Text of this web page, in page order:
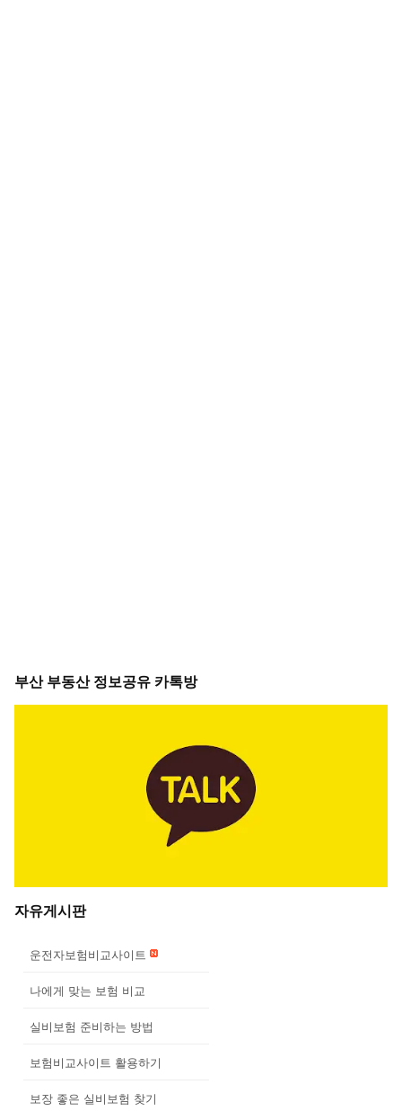
부산 부동산 정보공유 카톡방
자유게시판
운전자보험비교사이트
나에게 맞는 보험 비교
실비보험 준비하는 방법
보험비교사이트 활용하기
보장 좋은 실비보험 찾기